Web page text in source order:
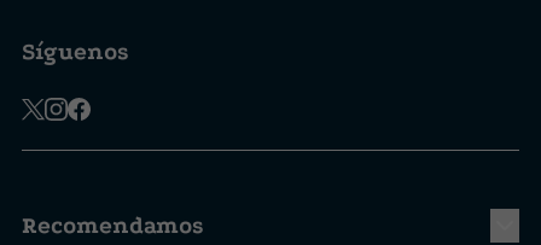
Síguenos
Recomendamos